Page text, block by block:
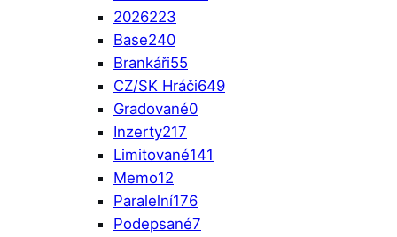
2026223
Base240
Brankáři55
CZ/SK Hráči649
Gradované0
Inzerty217
Limitované141
Memo12
Paralelní176
Podepsané7